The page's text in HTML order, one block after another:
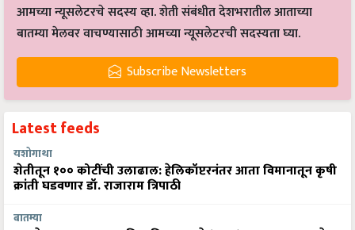
आमच्या न्यूसलेटरचे सदस्य व्हा. शेती संबंधीत देशभरातील आताच्या
बातम्या मेलवर वाचण्यासाठी आमच्या न्यूसलेटरची सदस्यता घ्या.
Subscribe Newsletters
Latest feeds
यशोगाथा
शेतीतून १०० कोटींची उलाढाल: हेलिकॉप्टरनंतर आता विमानातून कृषी
क्रांती घडवणार डॉ. राजाराम त्रिपाठी
बातम्या